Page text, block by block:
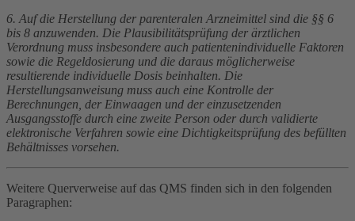
6. Auf die Herstellung der parenteralen Arzneimittel sind die §§ 6
bis 8 anzuwenden. Die Plausibilitätsprüfung der ärztlichen
Verordnung muss insbesondere auch patientenindividuelle Faktoren
sowie die Regeldosierung und die daraus möglicherweise
resultierende individuelle Dosis beinhalten. Die
Herstellungsanweisung muss auch eine Kontrolle der
Berechnungen, der Einwaagen und der einzusetzenden
Ausgangsstoffe durch eine zweite Person oder durch validierte
elektronische Verfahren sowie eine Dichtigkeitsprüfung des befüllten
Behältnisses vorsehen.
Weitere Querverweise auf das QMS finden sich in den folgenden
Paragraphen: